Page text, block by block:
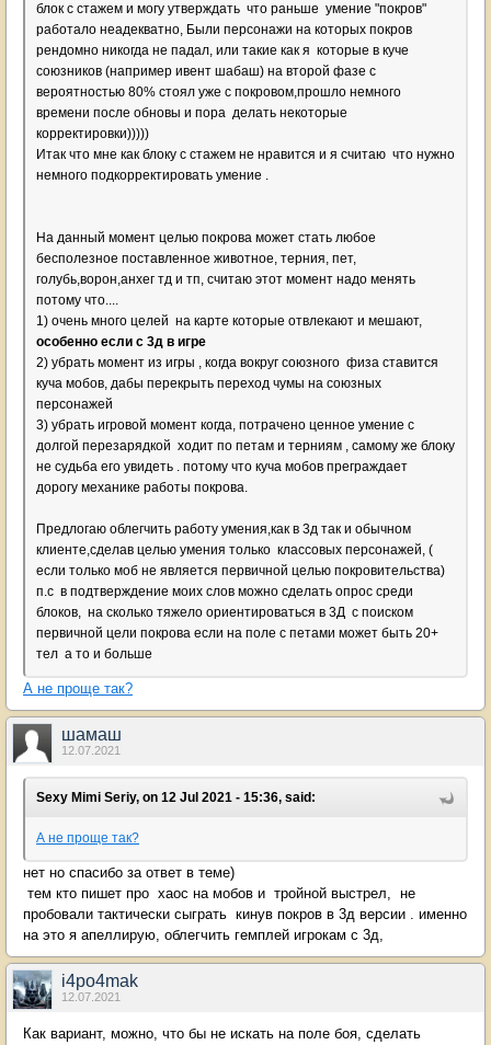
блок с стажем и могу утверждать что раньше умение "покров"
работало неадекватно, Были персонажи на которых покров
рендомно никогда не падал, или такие как я которые в куче
союзников (например ивент шабаш) на второй фазе с
вероятностью 80% стоял уже с покровом,прошло немного
времени после обновы и пора делать некоторые
корректировки)))))
Итак что мне как блоку с стажем не нравится и я считаю что нужно
немного подкорректировать умение .
На данный момент целью покрова может стать любое
бесполезное поставленное животное, терния, пет,
голубь,ворон,анхег тд и тп, считаю этот момент надо менять
потому что....
1) очень много целей на карте которые отвлекают и мешают,
особенно если с 3д в игре
2) убрать момент из игры , когда вокруг союзного физа ставится
куча мобов, дабы перекрыть переход чумы на союзных
персонажей
3) убрать игровой момент когда, потрачено ценное умение с
долгой перезарядкой ходит по петам и терниям , самому же блоку
не судьба его увидеть . потому что куча мобов преграждает
дорогу механике работы покрова.
Предлогаю облегчить работу умения,как в 3д так и обычном
клиенте,сделав целью умения только классовых персонажей, (
если только моб не является первичной целью покровительства)
п.с в подтверждение моих слов можно сделать опрос среди
блоков, на сколько тяжело ориентироваться в 3Д с поиском
первичной цели покрова если на поле с петами может быть 20+
тел а то и больше
А не проще так?
шамаш
12.07.2021
Sexy Mimi Seriy, on 12 Jul 2021 - 15:36, said:
А не проще так?
нет но спасибо за ответ в теме)
тем кто пишет про хаос на мобов и тройной выстрел, не
пробовали тактически сыграть кинув покров в 3д версии . именно
на это я апеллирую, облегчить гемплей игрокам с 3д,
i4po4mak
12.07.2021
Как вариант, можно, что бы не искать на поле боя, сделать